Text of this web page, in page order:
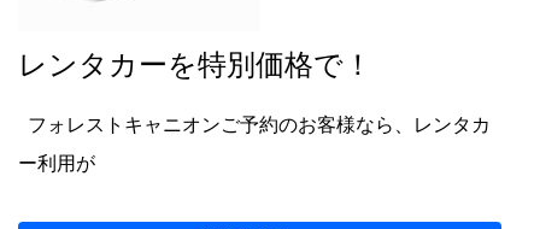
レンタカーを特別価格で！
フォレストキャニオンご予約のお客様なら、レンタカ
ー利用が